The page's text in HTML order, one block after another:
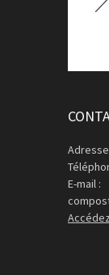
Adresse
E-mail :